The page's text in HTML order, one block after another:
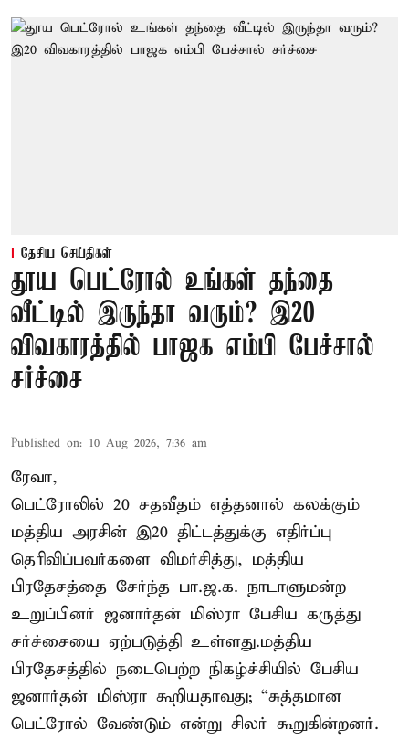
தேசிய செய்திகள்
தூய பெட்ரோல் உங்கள் தந்தை
வீட்டில் இருந்தா வரும்? இ20
விவகாரத்தில் பாஜக எம்பி பேச்சால்
சர்ச்சை
Published on: 10 Aug 2026, 7:36 am
ரேவா,
பெட்ரோலில் 20 சதவீதம் எத்தனால் கலக்கும்
மத்திய அரசின் இ20 திட்டத்துக்கு எதிர்ப்பு
தெரிவிப்பவர்களை விமர்சித்து, மத்திய
பிரதேசத்தை சேர்ந்த பா.ஜ.க. நாடாளுமன்ற
உறுப்பினர் ஜனார்தன் மிஸ்ரா பேசிய கருத்து
சர்ச்சையை ஏற்படுத்தி உள்ளது.மத்திய
பிரதேசத்தில் நடைபெற்ற நிகழ்ச்சியில் பேசிய
ஜனார்தன் மிஸ்ரா கூறியதாவது; “சுத்தமான
பெட்ரோல் வேண்டும் என்று சிலர் கூறுகின்றனர்.